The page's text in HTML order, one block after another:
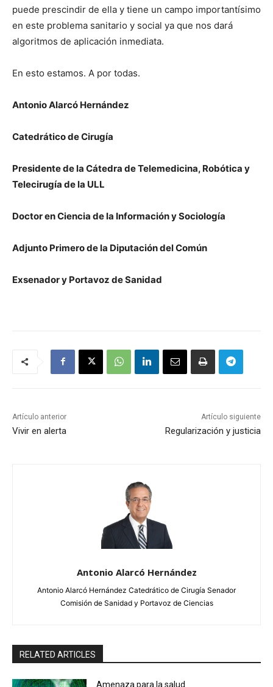
puede prescindir de ella y tiene un campo importantísimo
en este problema sanitario y social ya que nos dará
algoritmos de aplicación inmediata.
En esto estamos. A por todas.
Antonio Alarcó Hernández
Catedrático de Cirugía
Presidente de la Cátedra de Telemedicina, Robótica y
Telecirugía de la ULL
Doctor en Ciencia de la Información y Sociología
Adjunto Primero de la Diputación del Común
Exsenador y Portavoz de Sanidad
Artículo anterior
Vivir en alerta
Artículo siguiente
Regularización y justicia
Antonio Alarcó Hernández
Antonio Alarcó Hernández Catedrático de Cirugía Senador
Comisión de Sanidad y Portavoz de Ciencias
RELATED ARTICLES
Amenaza para la salud